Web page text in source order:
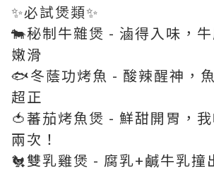
✨必試煲類✨
🐄秘制牛雜煲 - 滷得入味，
嫩滑
🐟冬蔭功烤魚 - 酸辣醒神，
超正
🍅蕃茄烤魚煲 - 鮮甜開胃，
兩次！
🐔雙乳雞煲 - 腐乳+鹹牛乳撞